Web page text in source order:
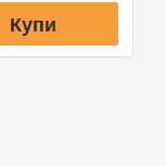
Купи